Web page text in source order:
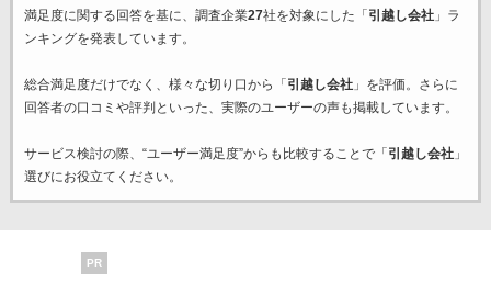
満足度に関する回答を基に、調査企業27社を対象にした「 引越し会社」ラ
ンキングを発表しています。
総合満足度だけでなく、様々な切り口から「 引越し会社」を評価。さらに
回答者の口コミや評判といった、実際のユーザーの声も掲載しています。
サービス検討の際、“ユーザー満足度”からも比較することで「 引越し会社」
選びにお役立てください。
PR